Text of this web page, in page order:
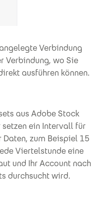
Verbindung
Verbindung, wo Sie
ausführen können.
aus Adobe Stock
ein Intervall für
zum Beispiel 15
Viertelstunde eine
und Ihr Account nach
durchsucht wird.